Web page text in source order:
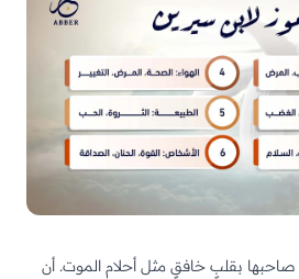
صاحبها بقلبٍ خافقٍ مثل أحلام الموت. أن